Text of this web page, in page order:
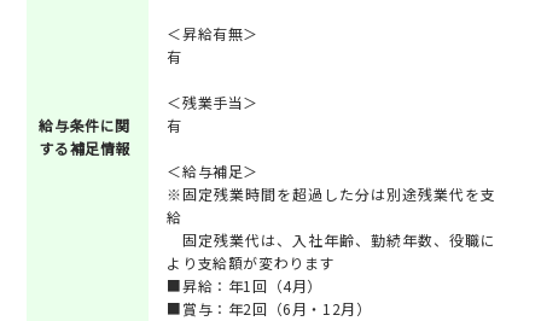
給与条件に関
する補足情報
＜昇給有無＞
有
＜残業手当＞
有
＜給与補足＞
※固定残業時間を超過した分は別途残業代を支
給
固定残業代は、入社年齢、勤続年数、役職に
より支給額が変わります
■昇給：年1回（4月）
■賞与：年2回（6月・12月）